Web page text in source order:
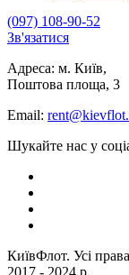
(097) 108-90-52
Зв'язатися
Адреса: м. Київ,
Поштова площа, 3
Email:
Шукайте нас у
КиївФлот. Усі